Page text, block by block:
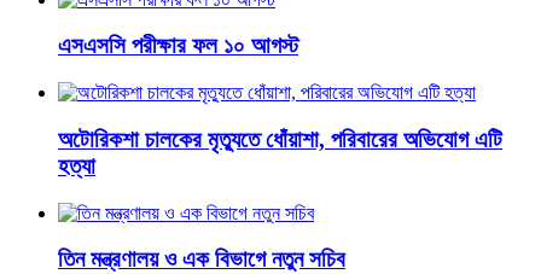
এসএসসি পরীক্ষার ফল ১০ আগস্ট
অটোরিকশা চালকের মৃত্যুতে ধোঁয়াশা, পরিবারের অভিযোগ এটি
হত্যা
তিন মন্ত্রণালয় ও এক বিভাগে নতুন সচিব